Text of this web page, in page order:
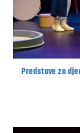
Predstave za